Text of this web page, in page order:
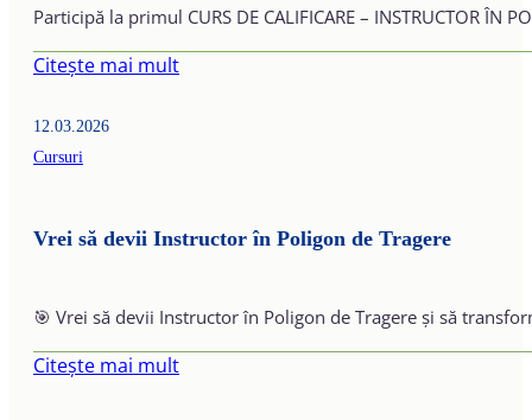
Participă la primul CURS DE CALIFICARE – INSTRUCTOR
Citește mai mult
12.03.2026
Cursuri
Vrei să devii Instructor în Poligon de Tragere
🎯 Vrei să devii Instructor în Poligon de Tragere și să
Citește mai mult